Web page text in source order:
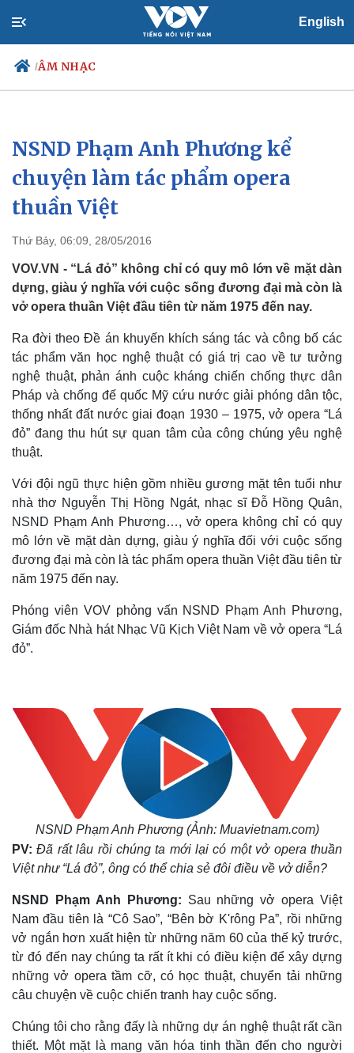
English
/ÂM NHẠC
Chính trị
Đảng
Tổ chức nhân sự
Quốc hội
Nhận diện sự thật
Xã hội
Tin 24h
Dự báo thời tiết
NSND Phạm Anh Phương kể
chuyện làm tác phẩm opera
thuần Việt
Thứ Bảy, 06:09, 28/05/2016
VOV.VN - “Lá đỏ” không chỉ có quy mô lớn về mặt dàn
dựng, giàu ý nghĩa với cuộc sống đương đại mà còn là
vở opera thuần Việt đầu tiên từ năm 1975 đến nay.
Ra đời theo Đề án khuyến khích sáng tác và công bố các
tác phẩm văn học nghệ thuật có giá trị cao về tư tưởng
nghệ thuật, phản ánh cuộc kháng chiến chống thực dân
Pháp và chống đế quốc Mỹ cứu nước giải phóng dân tộc,
thống nhất đất nước giai đoạn 1930 – 1975, vở opera “Lá
đỏ” đang thu hút sự quan tâm của công chúng yêu nghệ
thuật.
Với đội ngũ thực hiện gồm nhiều gương mặt tên tuổi như
nhà thơ Nguyễn Thị Hồng Ngát, nhạc sĩ Đỗ Hồng Quân,
NSND Phạm Anh Phương…, vở opera không chỉ có quy
mô lớn về mặt dàn dựng, giàu ý nghĩa đối với cuộc sống
đương đại mà còn là tác phẩm opera thuần Việt đầu tiên từ
năm 1975 đến nay.
Phóng viên VOV phỏng vấn NSND Phạm Anh Phương,
Giám đốc Nhà hát Nhạc Vũ Kịch Việt Nam về vở opera “Lá
đỏ”.
NSND Phạm Anh Phương (Ảnh: Muavietnam.com)
PV: Đã rất lâu rồi chúng ta mới lại có một vở opera thuần
Việt như “Lá đỏ”, ông có thể chia sẻ đôi điều về vở diễn?
NSND Phạm Anh Phương: Sau những vở opera Việt
Nam đầu tiên là “Cô Sao”, “Bên bờ K'rông Pa”, rồi những
vở ngắn hơn xuất hiện từ những năm 60 của thế kỷ trước,
từ đó đến nay chúng ta rất ít khi có điều kiện để xây dựng
những vở opera tầm cỡ, có học thuật, chuyển tải những
câu chuyện về cuộc chiến tranh hay cuộc sống.
Chúng tôi cho rằng đấy là những dự án nghệ thuật rất cần
thiết. Một mặt là mang văn hóa tinh thần đến cho người